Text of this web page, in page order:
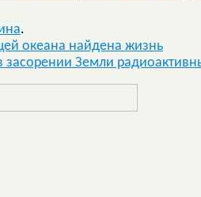
.
океана найдена жизнь
засорении Земли